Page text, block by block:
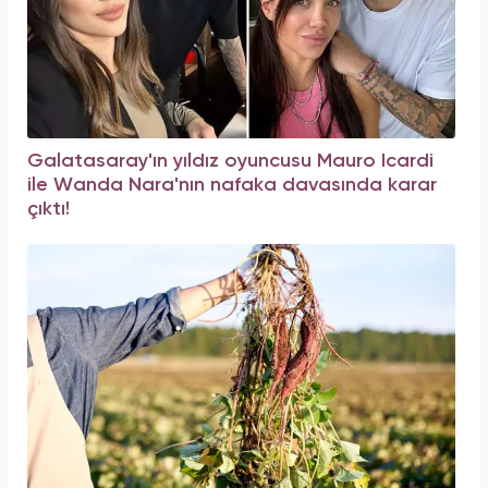
Galatasaray'ın yıldız oyuncusu Mauro Icardi
ile Wanda Nara'nın nafaka davasında karar
çıktı!